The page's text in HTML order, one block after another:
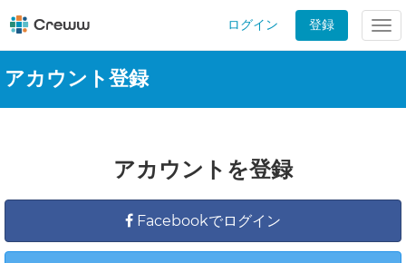
ログイン 登録
アカウント登録
アカウントを登録
Facebookでログイン